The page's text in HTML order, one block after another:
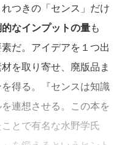
つきの「センス」だけ
なインプットの量も
だ。アイデアを１つ出
を取り寄せ、廃版品ま
得る。『センスは知識
連想させる。この本を
とで有名な水野学氏